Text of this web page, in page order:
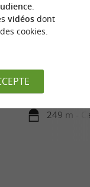
Située rue
14e siècle à
étape des ...
249 m -
.
vidéosdont
cookies.